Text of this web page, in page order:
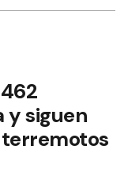
y siguen